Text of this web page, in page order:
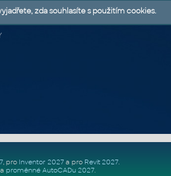
, pro Inventor 2027a pro Revit 2027.
proměnné AutoCADu 2027.
zda souhlasíte s použitím cookies.